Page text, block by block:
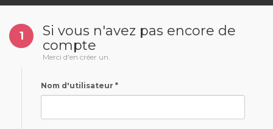
1
Si vous n'avez pas encore de
compte
Merci d'en créer un.
Nom d'utilisateur *